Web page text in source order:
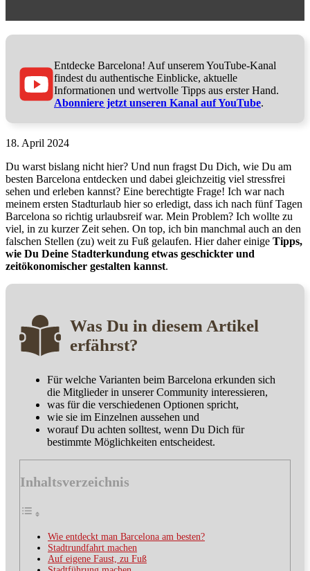
Entdecke Barcelona! Auf unserem YouTube-Kanal
findest du authentische Einblicke, aktuelle
Informationen und wertvolle Tipps aus erster Hand.
Abonniere jetzt unseren Kanal auf YouTube.
18. April 2024
Du warst bislang nicht hier? Und nun fragst Du Dich, wie Du am
besten Barcelona entdecken und dabei gleichzeitig viel stressfrei
sehen und erleben kannst? Eine berechtigte Frage! Ich war nach
meinem ersten Stadturlaub hier so erledigt, dass ich nach fünf Tagen
Barcelona so richtig urlaubsreif war. Mein Problem? Ich wollte zu
viel, in zu kurzer Zeit sehen. On top, ich bin manchmal auch an den
falschen Stellen (zu) weit zu Fuß gelaufen. Hier daher einige Tipps,
wie Du Deine Stadterkundung etwas geschickter und
zeitökonomischer gestalten kannst.
Was Du in diesem Artikel
erfährst?
Für welche Varianten beim Barcelona erkunden sich
die Mitglieder in unserer Community interessieren,
was für die verschiedenen Optionen spricht,
wie sie im Einzelnen aussehen und
worauf Du achten solltest, wenn Du Dich für
bestimmte Möglichkeiten entscheidest.
Inhaltsverzeichnis
Wie entdeckt man Barcelona am besten?
Stadtrundfahrt machen
Auf eigene Faust, zu Fuß